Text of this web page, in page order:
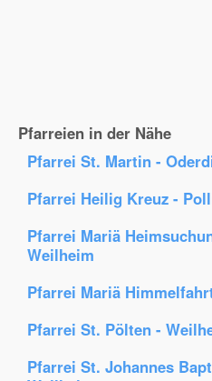
Pfarreien in der Nähe
Pfarrei St. Martin -
Pfarrei Heilig Kreuz -
Pfarrei Mariä
Weilheim
Pfarrei Mariä
Pfarrei St. Pölten -
Pfarrei St. Johannes